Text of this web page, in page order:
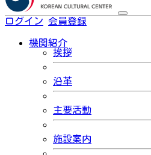
ログイン 会員登録
機関紹介
挨拶
沿革
主要活動
施設案内